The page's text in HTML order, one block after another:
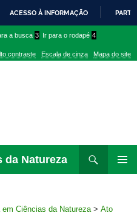
PARA
CONTEÚDO
ACESSO À INFORMAÇÃO
a busca 3 Ir para o rodapé 4
contraste Escala de cinza Mapa do site
da Natureza
para
em Ciências da Natureza > Ato